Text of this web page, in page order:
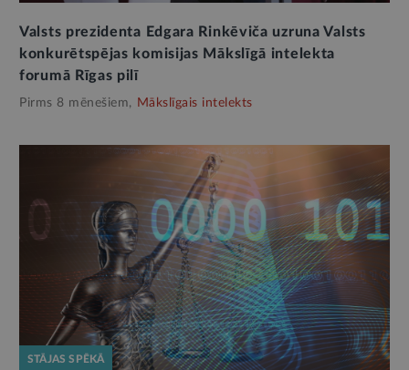
Valsts prezidenta Edgara Rinkēviča uzruna Valsts
konkurētspējas komisijas Mākslīgā intelekta
forumā Rīgas pilī
Pirms 8 mēnešiem, Mākslīgais intelekts
STĀJAS SPĒKĀ